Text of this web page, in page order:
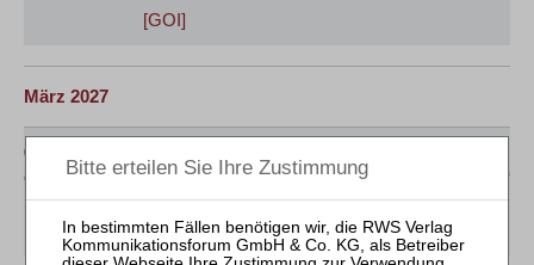
[GOI]
März 2027
02.03.2027
Online
Mitarbeiter-WebinarErstellung des
Insolvenzgutachtens
[GOI]